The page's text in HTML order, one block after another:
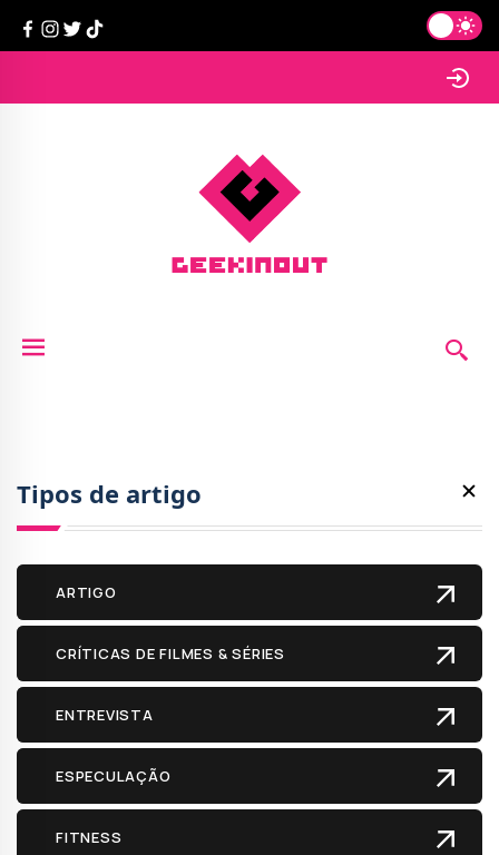
Tipos de artigo
ARTIGO
CRÍTICAS DE FILMES & SÉRIES
ENTREVISTA
ESPECULAÇÃO
FITNESS